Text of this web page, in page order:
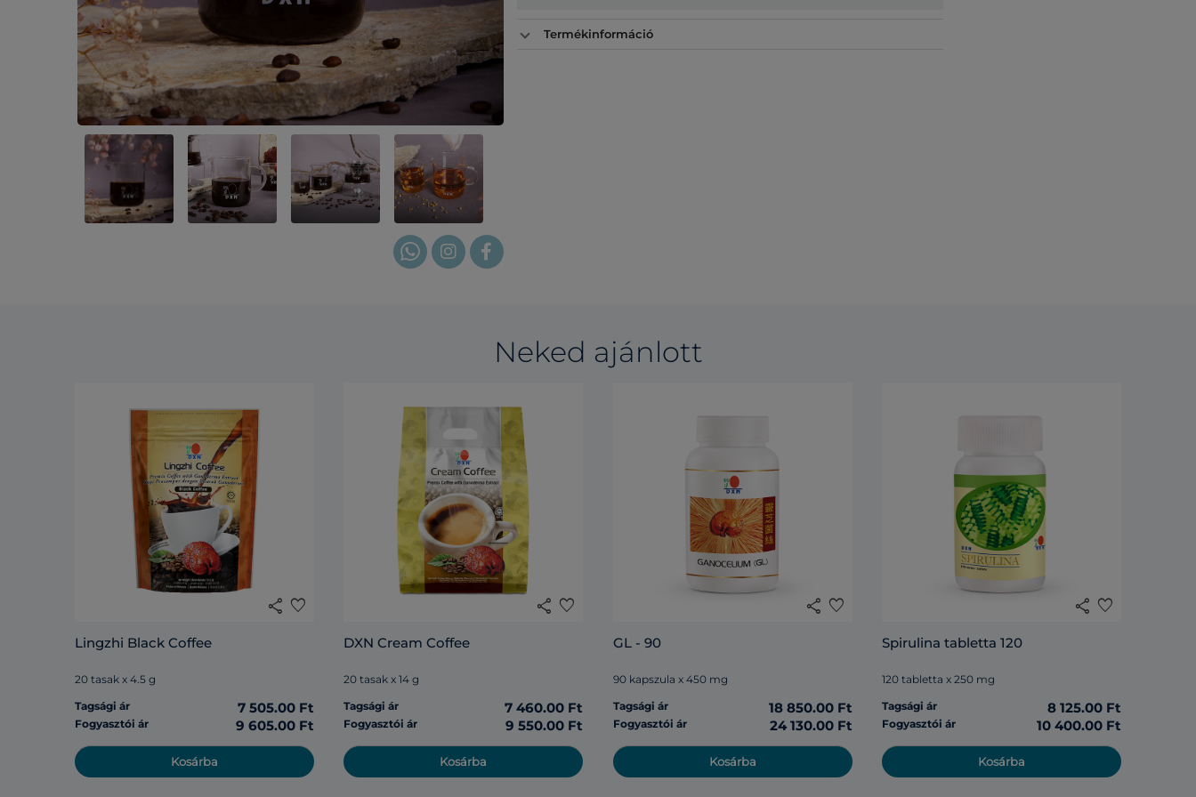
Termékinformáció
Neked ajánlott
share favorite
Lingzhi Black Coffee
20 tasak x 4.5 g
Tagsági ár
7 505.00 Ft
Fogyasztói ár 9 605.00 Ft
Kosárba
share favorite
DXN Cream Coffee
20 tasak x 14 g
Tagsági ár
7 460.00 Ft
Fogyasztói ár 9 550.00 Ft
Kosárba
share favorite
GL - 90
90 kapszula x 450 mg
Tagsági ár
18 850.00 Ft
Fogyasztói ár 24 130.00 Ft
Kosárba
share favorite
Spirulina tabletta 120
120 tabletta x 250 mg
Tagsági ár
8 125.00 Ft
Fogyasztói ár 10 400.00 Ft
Kosárba